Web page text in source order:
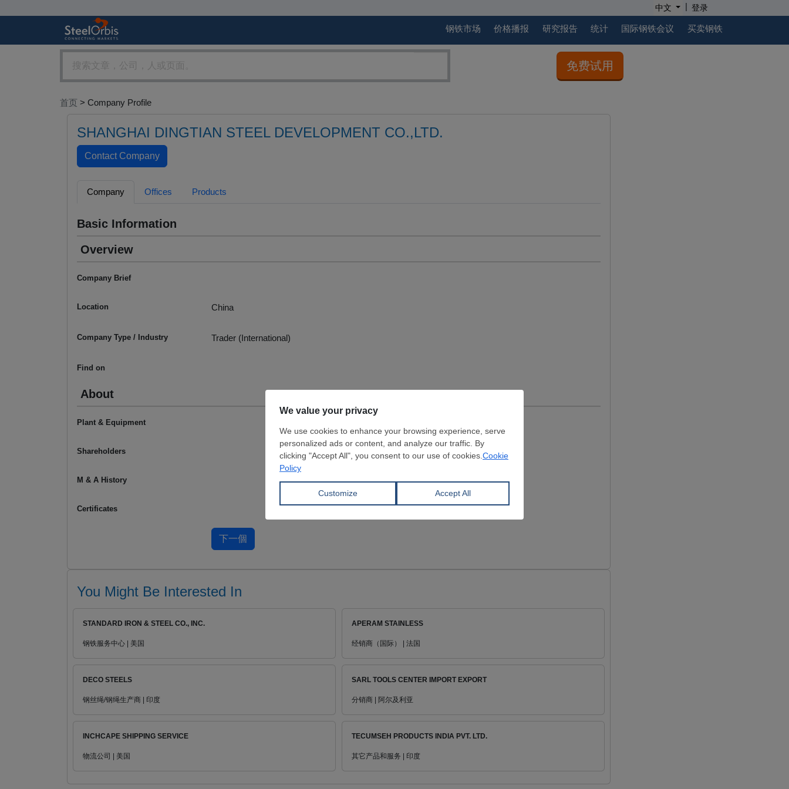
中文 | 登录
钢铁市场 价格播报 研究报告 统计 国际钢铁会议 买卖钢铁
免费试用
首页 > Company Profile
SHANGHAI DINGTIAN STEEL DEVELOPMENT CO.,LTD.
Company Offices Products
Basic Information
Overview
Company Brief
Location China
Company Type / Industry Trader (International)
Find on
About
Plant & Equipment
Shareholders
M & A History
Certificates
You Might Be Interested In
STANDARD IRON & STEEL CO., INC.
钢铁服务中心 | 美国
APERAM STAINLESS
经销商（国际） | 法国
DECO STEELS
钢丝绳/钢绳生产商 | 印度
SARL TOOLS CENTER IMPORT EXPORT
分销商 | 阿尔及利亚
INCHCAPE SHIPPING SERVICE
物流公司 | 美国
TECUMSEH PRODUCTS INDIA PVT. LTD.
其它产品和服务 | 印度